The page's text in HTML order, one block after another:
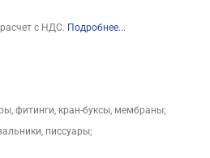
с НДС. Подробнее...
фитинги, кран-буксы, мембраны;
писсуары;